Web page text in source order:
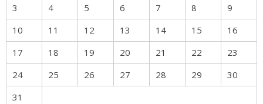
3
4 5 6 7 8
9
10
11 12 13 14 15
16
17
18 19 20 21 22
23
24
25 26 27 28 29
30
31